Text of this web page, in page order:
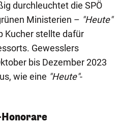
durchleuchtet die SPÖ
Ministerien – "Heute"
Kucher stellte dafür
Gewesslers
bis Dezember 2023
wie eine "Heute"-